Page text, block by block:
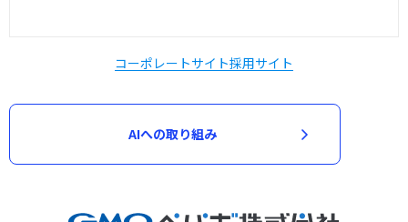
コーポレートサイト採用サイト
AIへの取り組み